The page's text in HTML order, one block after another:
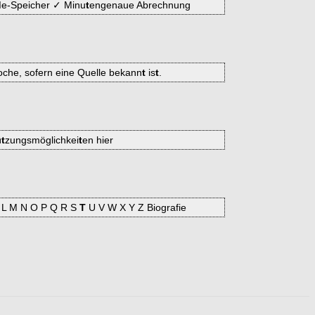
Speicher ✓ Minutengenaue Abrechnung
sofern eine Quelle bekannt ist
tzungsmöglichkeiten hier
L M N O P Q R ST U V W X Y Z Biografie